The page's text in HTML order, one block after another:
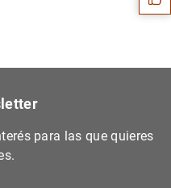
para las que quieres